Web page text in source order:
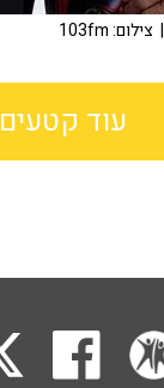
| צילום: 103fm
עוד קטעים